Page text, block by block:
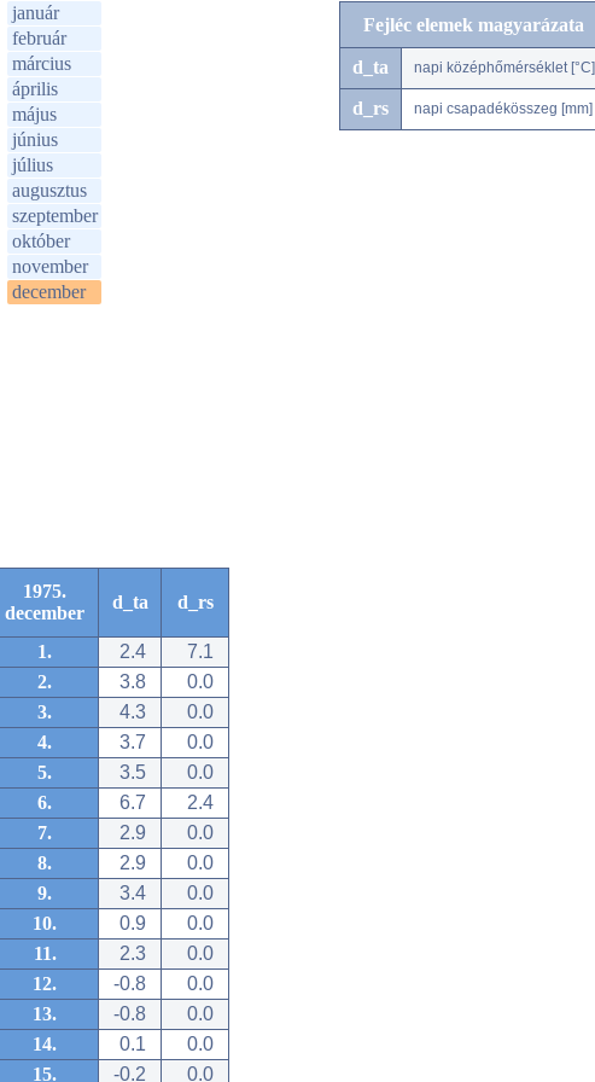
január
február
március
április
május
június
július
augusztus
szeptember
október
november
december
Fejléc elemek magyarázata
d_ta napi középhőmérséklet [°C]
d_rs napi csapadékösszeg [mm]
1975.
december
d_ta d_rs
1. 2.4
7.1
2.
3.8
0.0
3.
4.3
0.0
4.
3.7
0.0
5.
3.5
0.0
6.
6.7
2.4
7.
2.9
0.0
8.
2.9
0.0
9.
3.4
0.0
10.
0.9
0.0
11.
2.3
0.0
12.
-0.8
0.0
13.
-0.8
0.0
14.
0.1
0.0
15.
-0.2 0.0